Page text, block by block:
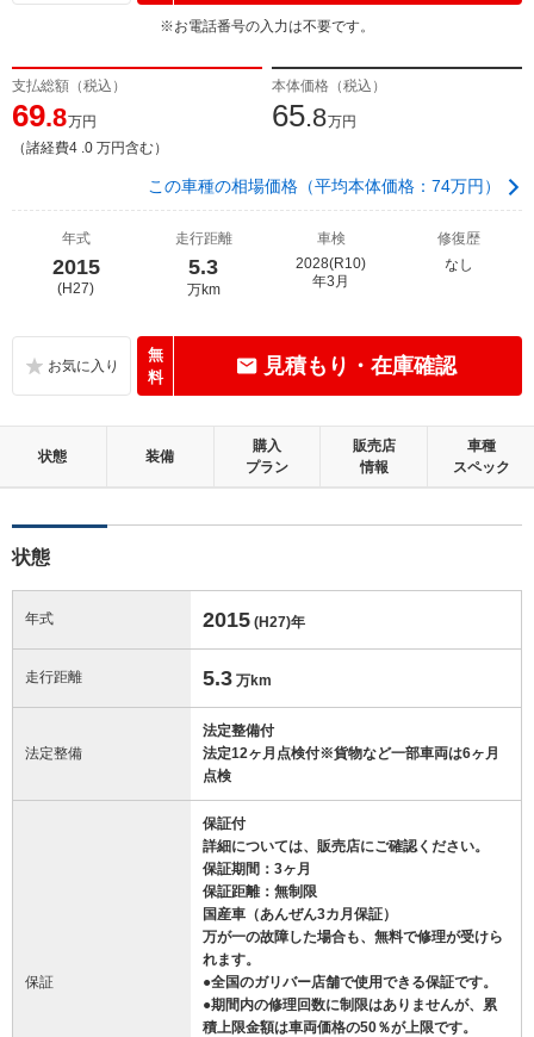
※お電話番号の入力は不要です。
支払総額（税込）
69.8万円
（諸経費4 .0 万円含む）
本体価格（税込）
65.8万円
この車種の相場価格（平均本体価格：74万円）
年式
2015
(H27)
走行距離
5.3
万km
車検
2028(R10)
年3月
修復歴
なし
無
料
見積もり・在庫確認
状態 装備
購入
プラン
販売店
情報
車種
スペック
状態
年式 2015 (H27)年
走行距離 5.3 万km
法定整備
法定整備付
法定12ヶ月点検付※貨物など一部車両は6ヶ月
点検
保証
保証付
詳細については、販売店にご確認ください。
保証期間：3ヶ月
保証距離：無制限
国産車（あんぜん3カ月保証）
万が一の故障した場合も、無料で修理が受けら
れます。
●全国のガリバー店舗で使用できる保証です。
●期間内の修理回数に制限はありませんが、累
積上限金額は車両価格の50％が上限です。